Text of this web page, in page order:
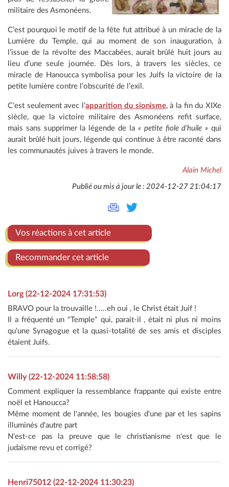
militaire des Asmonéens.
C’est pourquoi le motif de la fête fut attribué à un miracle de la
Lumière du Temple, qui au moment de son inauguration, à
l’issue de la révolte des Maccabées, aurait brûlé huit jours au
lieu d’une seule journée. Dès lors, à travers les siècles, ce
miracle de Hanoucca symbolisa pour les Juifs la victoire de la
petite lumière contre l’obscurité de l’exil.
C’est seulement avec l’apparition du sionisme, à la fin du XIXe
siècle, que la victoire militaire des Asmonéens refit surface,
mais sans supprimer la légende de la « petite fiole d’huile » qui
aurait brûlé huit jours, légende qui continue à être raconté dans
les communautés juives à travers le monde.
Alain Michel
Publié ou mis à jour le : 2024-12-27 21:04:17
Vos réactions à cet article
Recommander cet article
Lorg (22-12-2024 17:31:53)
BRAVO pour la trouvaille !.....eh oui , le Christ était Juif !
Il a fréquenté un "Temple" qui, parait-il , était ni plus ni moins
qu'une Synagogue et la quasi-totalité de ses amis et disciples
étaient Juifs.
Willy (22-12-2024 11:58:58)
Comment expliquer la ressemblance frappante qui existe entre
noël et Hanoucca?
Même moment de l'année, les bougies d'une par et les sapins
illuminés d'autre part
N'est-ce pas la preuve que le christianisme n'est que le
judaïsme revu et corrigé?
Henri75012 (22-12-2024 11:30:23)